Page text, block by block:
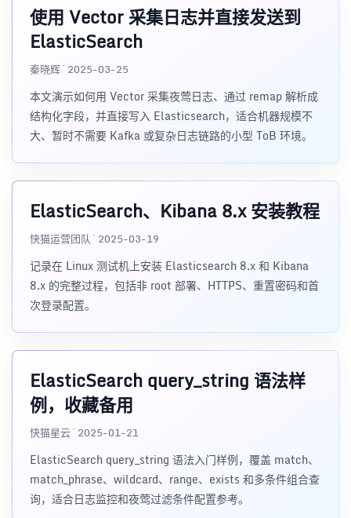
使用 Vector 采集日志并直接发送到
ElasticSearch
秦晓辉 · 2025-03-25
本文演示如何用 Vector 采集夜莺日志、通过 remap 解析成
结构化字段，并直接写入 Elasticsearch，适合机器规模不
大、暂时不需要 Kafka 或复杂日志链路的小型 ToB 环境。
ElasticSearch、Kibana 8.x 安装教程
快猫运营团队 · 2025-03-19
记录在 Linux 测试机上安装 Elasticsearch 8.x 和 Kibana
8.x 的完整过程，包括非 root 部署、HTTPS、重置密码和首
次登录配置。
ElasticSearch query_string 语法样
例，收藏备用
快猫星云 · 2025-01-21
ElasticSearch query_string 语法入门样例，覆盖 match、
match_phrase、wildcard、range、exists 和多条件组合查
询，适合日志监控和夜莺过滤条件配置参考。